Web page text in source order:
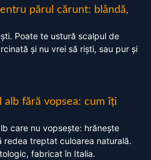
părul cărunt: blândă,
Poate te ustură scalpul de
și nu vrei să riști, sau pur și
fără vopsea: cum îți
care nu vopsește: hrănește
redea treptat culoarea naturală.
fabricat în Italia.